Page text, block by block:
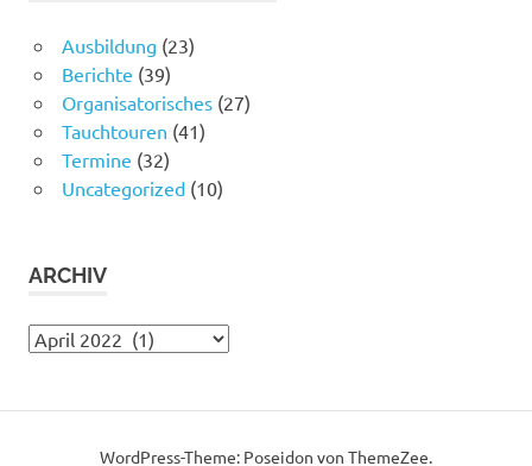
Ausbildung (23)
Berichte (39)
Organisatorisches(27)
Tauchtouren (41)
Termine (32)
Uncategorized(10)
ARCHIV
Archiv
WordPress-Theme: Poseidon von ThemeZee.